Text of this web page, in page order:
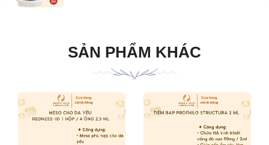
SẢN PHẨM KHÁC